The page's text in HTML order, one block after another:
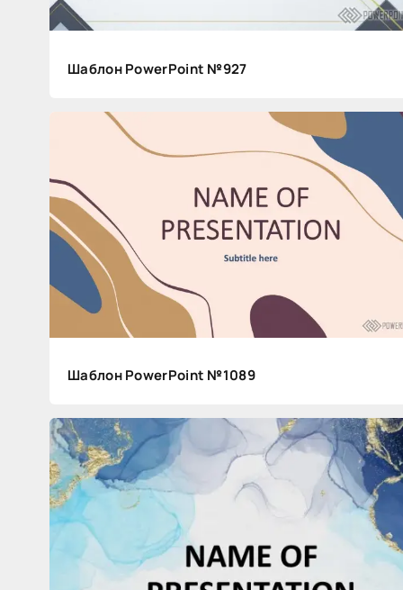
Поделитесь
друзьями:
Шаблон PowerPoint №927
Шаблон PowerPoint №1089